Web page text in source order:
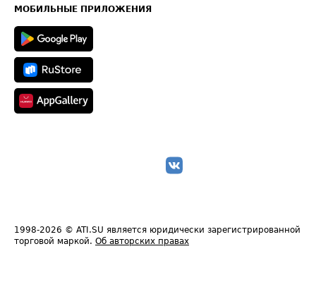
Техническая информация
МОБИЛЬНЫЕ ПРИЛОЖЕНИЯ
1998-2026 © ATI.SU является юридически зарегистрированной
торговой маркой. Об авторских правах